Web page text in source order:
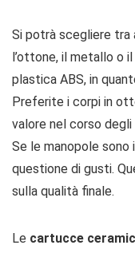
Si potrà scegliere tra
l’ottone, il metallo o
plastica ABS, in
Preferite i corpi in
valore nel corso degli
Se le manopole sono
questione di gusti.
sulla qualità finale.
Le cartucce